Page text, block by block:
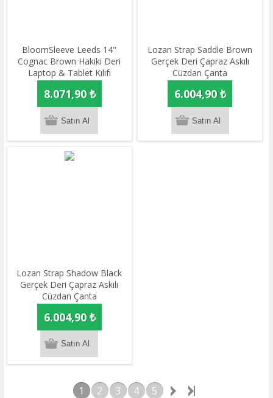
BloomSleeve Leeds 14"
Cognac Brown Hakiki Deri
Laptop & Tablet Kılıfı
8.071,90 ₺
Lozan Strap Saddle Brown
Gerçek Deri Çapraz Askılı
Cüzdan Çanta
6.004,90 ₺
Lozan Strap Shadow Black
Gerçek Deri Çapraz Askılı
Cüzdan Çanta
6.004,90 ₺
1 2 3 4 5